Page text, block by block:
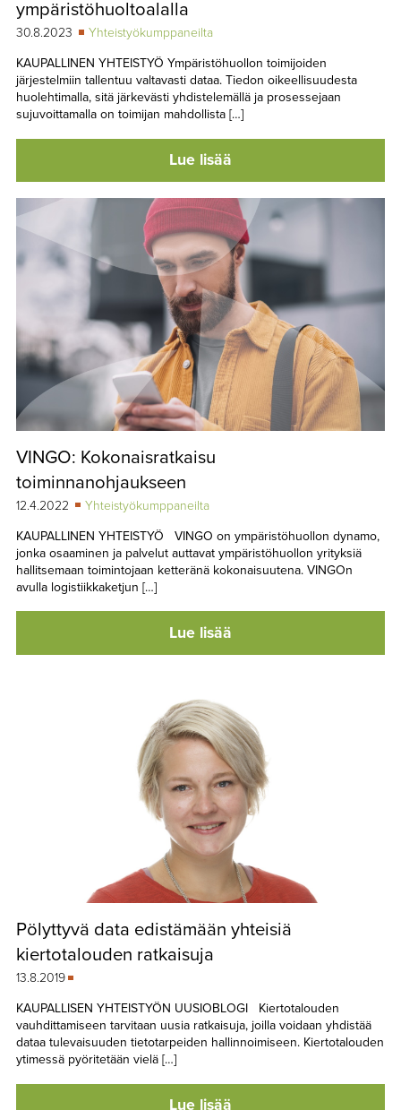
ympäristöhuoltoalalla
30.8.2023
Yhteistyökumppaneilta
KAUPALLINEN YHTEISTYÖ Ympäristöhuollon toimijoiden
järjestelmiin tallentuu valtavasti dataa. Tiedon oikeellisuudesta
huolehtimalla, sitä järkevästi yhdistelemällä ja prosessejaan
sujuvoittamalla on toimijan mahdollista […]
Lue lisää
VINGO: Kokonaisratkaisu
toiminnanohjaukseen
12.4.2022
Yhteistyökumppaneilta
KAUPALLINEN YHTEISTYÖ VINGO on ympäristöhuollon dynamo,
jonka osaaminen ja palvelut auttavat ympäristöhuollon yrityksiä
hallitsemaan toimintojaan ketteränä kokonaisuutena. VINGOn
avulla logistiikkaketjun […]
Lue lisää
Pölyttyvä data edistämään yhteisiä
kiertotalouden ratkaisuja
13.8.2019
KAUPALLISEN YHTEISTYÖN UUSIOBLOGI Kiertotalouden
vauhdittamiseen tarvitaan uusia ratkaisuja, joilla voidaan yhdistää
dataa tulevaisuuden tietotarpeiden hallinnoimiseen. Kiertotalouden
ytimessä pyöritetään vielä […]
Lue lisää